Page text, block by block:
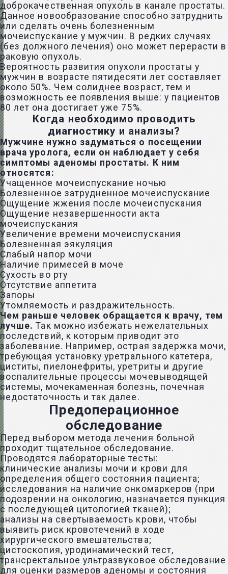
доброкачественная опухоль в канале простаты.
Данное новообразование способно затруднить
или сделать очень болезненным
мочеиспускание у мужчин. В редких случаях
(без должного лечения) оно может перерасти в
раковую опухоль.
Вероятность развития опухоли простаты у
мужчин в возрасте пятидесяти лет составляет
около 50%. Чем солиднее возраст, тем и
возможность ее появления выше: у пациентов
80 лет она достигает уже 75%.
Когда необходимо проводить
диагностику и анализы?
Мужчине нужно задуматься о посещении
врача уролога, если он наблюдает у себя
симптомы аденомы простаты. К ним
относятся:
Учащенное мочеиспускание ночью
Болезненное затрудненное мочеиспускание
Ощущение жжения после мочеиспускания
Ощущение незавершенности акта
мочеиспускания
Увеличение времени мочеиспускания
Болезненная эякуляция
Слабый напор мочи
Наличие примесей в моче
Сухость во рту
Отсутствие аппетита
Запоры
Утомляемость и раздражительность.
Чем раньше человек обращается к врачу, тем
лучше. Так можно избежать нежелательных
последствий, к которым приводит это
заболевание. Например, острая задержка мочи,
требующая установку уретрального катетера,
циститы, пиелонефриты, уретриты и другие
воспалительные процессы мочевыводящей
системы, мочекаменная болезнь, почечная
недостаточность и так далее.
Предоперационное
обследование
Перед выбором метода лечения больной
проходит тщательное обследование.
Проводятся лабораторные тесты:
клинические анализы мочи и крови для
определения общего состояния пациента;
исследования на наличие онкомаркеров (при
подозрении на онкологию, назначается пункция
с последующей цитологией тканей);
анализы на свертываемость крови, чтобы
выявить риск кровотечений в ходе
хирургического вмешательства;
цистоскопия, уродинамический тест,
трансректальное ультразвуковое обследование
для оценки размеров аденомы и состояния